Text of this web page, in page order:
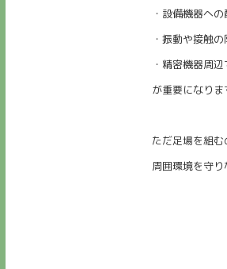
・設備機器へ
・振動や接触の
・精密機器周
が重要になりま
ただ足場を組む
周囲環境を守